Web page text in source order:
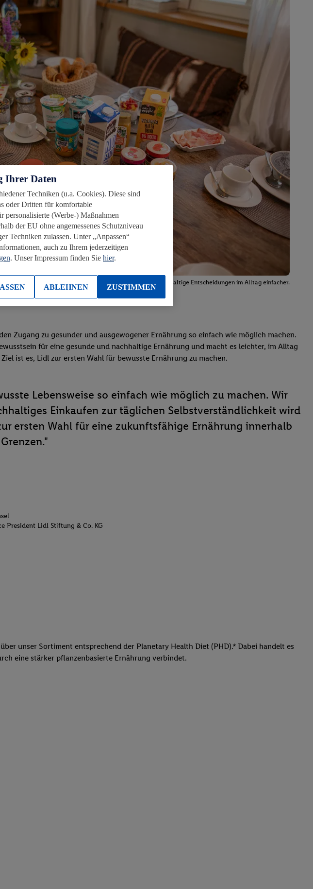
fördern wir gesunde Gewohnheiten und machen nachhaltige Entscheidungen im Alltag einfacher.
Zugang zu gesunder und ausgewogener Ernährung so einfach wie möglich machen.
für eine gesunde und nachhaltige Ernährung und macht es leichter, im Alltag
ist es, Lidl zur ersten Wahl für bewusste Ernährung zu machen.
Lebensweise so einfach wie möglich zu machen. Wir
Einkaufen zur täglichen Selbstverständlichkeit wird
ersten Wahl für eine zukunftsfähige Ernährung innerhalb
President Lidl Stiftung & Co. KG
unser Sortiment entsprechend der Planetary Health Diet (PHD).* Dabei handelt es
eine stärker pflanzenbasierte Ernährung verbindet.
Ihrer Daten
Techniken (u.a. Cookies). Diese sind
oder Dritten für komfortable
personalisierte (Werbe-) Maßnahmen
der EU ohne angemessenes Schutzniveau
Techniken zulassen. Unter „Anpassen“
auch zu Ihrem jederzeitigen
. Unser Impressum finden Sie hier.
ABLEHNEN ZUSTIMMEN